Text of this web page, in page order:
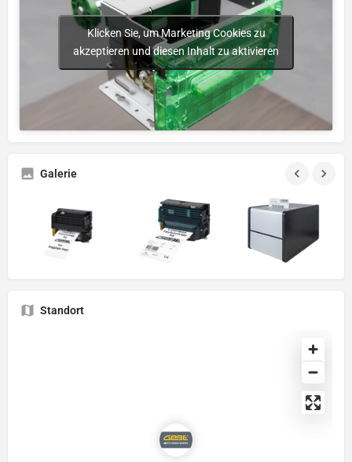
Klicken Sie, um Marketing Cookies zu
akzeptieren und diesen Inhalt zu aktivieren
Galerie
Standort